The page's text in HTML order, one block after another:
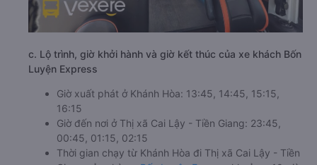
c. Lộ trình, giờ khởi hành và giờ kết thúc của xe khách Bốn
Luyện Express
Giờ xuất phát ở Khánh Hòa: 13:45, 14:45, 15:15,
16:15
Giờ đến nơi ở Thị xã Cai Lậy - Tiền Giang: 23:45,
00:45, 01:15, 02:15
Thời gian chạy từ Khánh Hòa đi Thị xã Cai Lậy - Tiền